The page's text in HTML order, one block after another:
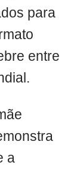
para
entre
a